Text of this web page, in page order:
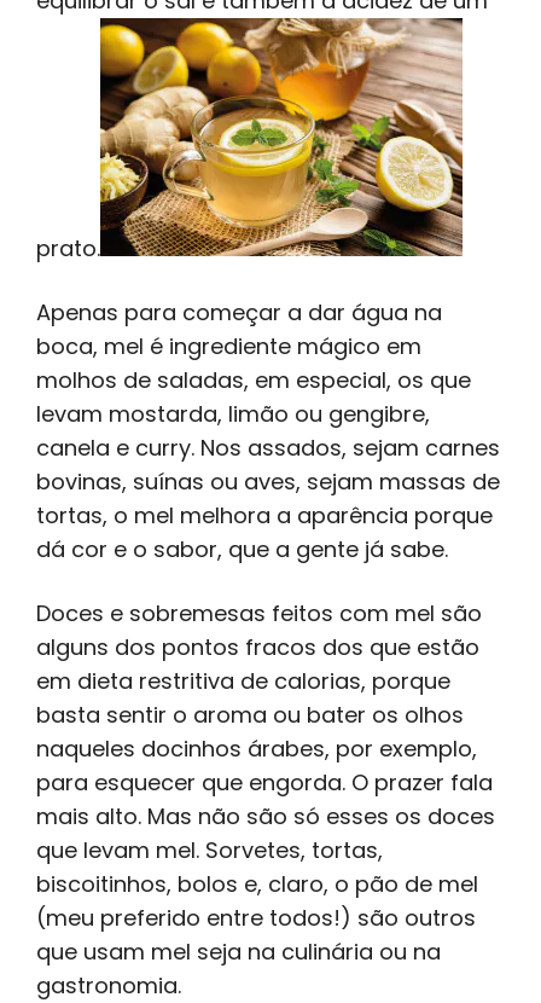
prato.
Apenas para começar a dar água na
boca, mel é ingrediente mágico em
molhos de saladas, em especial, os que
levam mostarda, limão ou gengibre,
canela e curry. Nos assados, sejam carnes
bovinas, suínas ou aves, sejam massas de
tortas, o mel melhora a aparência porque
dá cor e o sabor, que a gente já sabe.
Doces e sobremesas feitos com mel são
alguns dos pontos fracos dos que estão
em dieta restritiva de calorias, porque
basta sentir o aroma ou bater os olhos
naqueles docinhos árabes, por exemplo,
para esquecer que engorda. O prazer fala
mais alto. Mas não são só esses os doces
que levam mel. Sorvetes, tortas,
biscoitinhos, bolos e, claro, o pão de mel
(meu preferido entre todos!) são outros
que usam mel seja na culinária ou na
gastronomia.